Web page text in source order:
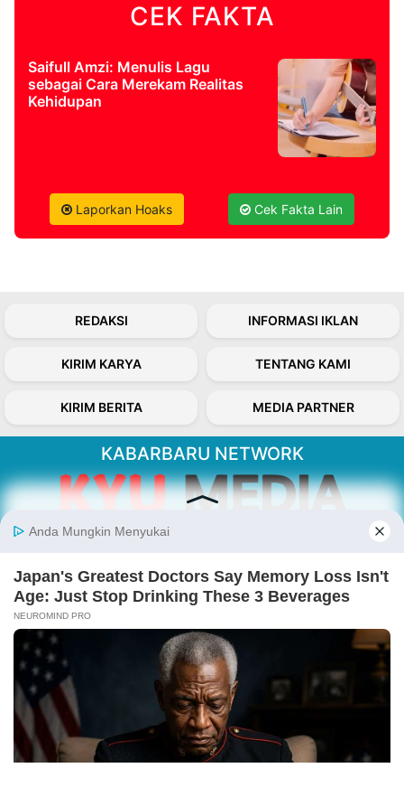
2026
CEK FAKTA
Saifull Amzi: Menulis Lagu
sebagai Cara Merekam Realitas
Kehidupan
Laporkan Hoaks Cek Fakta Lain
REDAKSI INFORMASI IKLAN
KIRIM KARYA TENTANG KAMI
KIRIM BERITA MEDIA PARTNER
KABARBARU NETWORK
Kabarbaru.co menyajikan berita aktual dan
inspiratif dari sudut pandang berbaik sangka
Follow Kabarbaru